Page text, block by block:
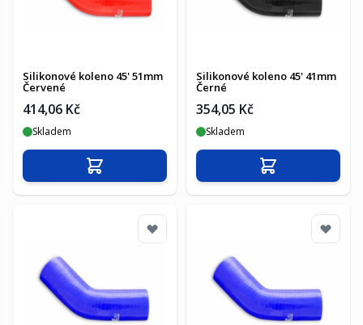
Silikonové koleno 45' 51mm
Červené
414,06 Kč
Skladem
Přidat do košíku
Silikonové koleno 45' 41mm
Černé
354,05 Kč
Skladem
Přidat do košíku